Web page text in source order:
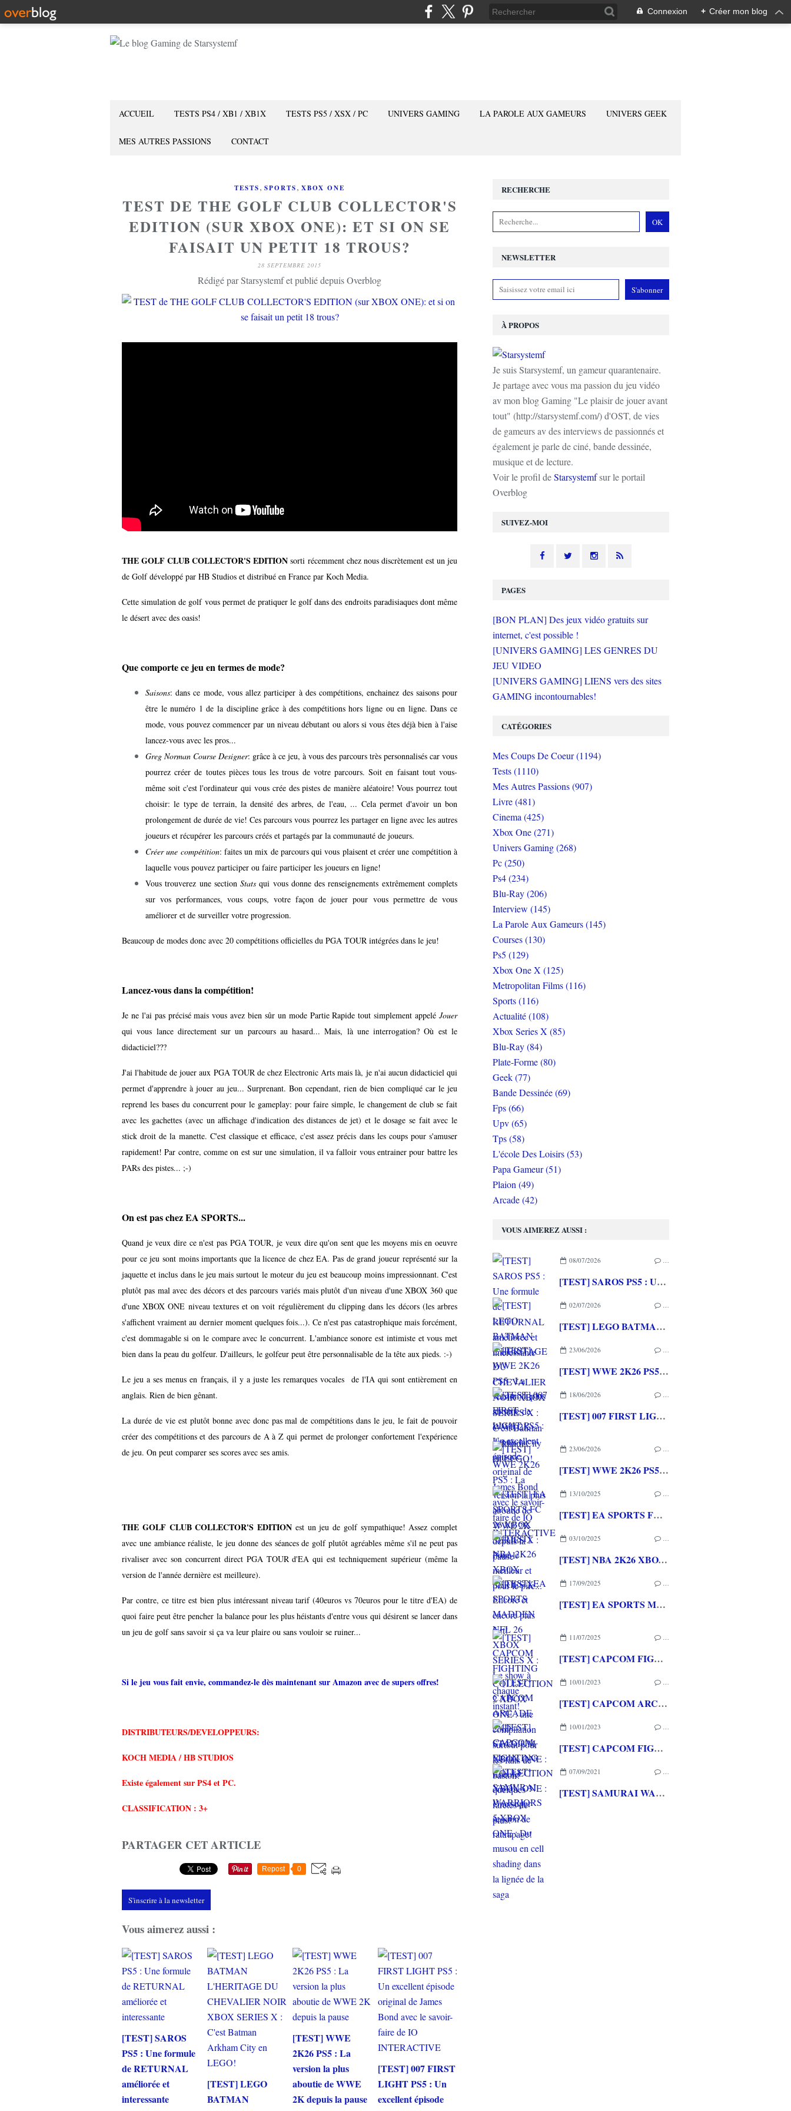
Connexion + Créer mon blog
ACCUEIL TESTS PS4 / XB1 / XB1X TESTS PS5 / XSX / PC UNIVERS GAMING LA PAROLE AUX GAMEURS UNIVERS GEEK
MES AUTRES PASSIONS CONTACT
TESTS, SPORTS, XBOX ONE
TEST DE THE GOLF CLUB COLLECTOR'S
EDITION (SUR XBOX ONE): ET SI ON SE
FAISAIT UN PETIT 18 TROUS?
28 SEPTEMBRE 2015
Rédigé par Starsystemf et publié depuis Overblog
THE GOLF CLUB COLLECTOR'S EDITION sorti récemment chez nous discrètement est un jeu
de Golf développé par HB Studios et distribué en France par Koch Media.
Cette simulation de golf vous permet de pratiquer le golf dans des endroits paradisiaques dont même
le désert avec des oasis!
Que comporte ce jeu en termes de mode?
Saisons: dans ce mode, vous allez participer à des compétitions, enchainez des saisons pour
être le numéro 1 de la discipline grâce à des compétitions hors ligne ou en ligne. Dans ce
mode, vous pouvez commencer par un niveau débutant ou alors si vous êtes déjà bien à l'aise
lancez-vous avec les pros...
Greg Norman Course Designer: grâce à ce jeu, à vous des parcours très personnalisés car vous
pourrez créer de toutes pièces tous les trous de votre parcours. Soit en faisant tout vous-
même soit c'est l'ordinateur qui vous crée des pistes de manière aléatoire! Vous pourrez tout
choisir: le type de terrain, la densité des arbres, de l'eau, ... Cela permet d'avoir un bon
prolongement de durée de vie! Ces parcours vous pourrez les partager en ligne avec les autres
joueurs et récupérer les parcours créés et partagés par la communauté de joueurs.
Créer une compétition: faites un mix de parcours qui vous plaisent et créer une compétition à
laquelle vous pouvez participer ou faire participer les joueurs en ligne!
Vous trouverez une sectionStats qui vous donne des renseignements extrêmement complets
sur vos performances, vous coups, votre façon de jouer pour vous permettre de vous
améliorer et de surveiller votre progression.
Beaucoup de modes donc avec 20 compétitions officielles du PGA TOUR intégrées dans le jeu!
Lancez-vous dans la compétition!
Je ne l'ai pas précisé mais vous avez bien sûr un mode Partie Rapide tout simplement appelé Jouer
qui vous lance directement sur un parcours au hasard... Mais, là une interrogation? Où est le
didacticiel???
J'ai l'habitude de jouer aux PGA TOUR de chez Electronic Arts mais là, je n'ai aucun didacticiel qui
permet d'apprendre à jouer au jeu... Surprenant. Bon cependant, rien de bien compliqué car le jeu
reprend les bases du concurrent pour le gameplay: pour faire simple, le changement de club se fait
avec les gachettes (avec un affichage d'indication des distances de jet) et le dosage se fait avec le
stick droit de la manette. C'est classique et efficace, c'est assez précis dans les coups pour s'amuser
rapidement! Par contre, comme on est sur une simulation, il va falloir vous entrainer pour battre les
PARs des pistes... ;-)
On est pas chez EA SPORTS...
Quand je veux dire ce n'est pas PGA TOUR, je veux dire qu'on sent que les moyens mis en oeuvre
pour ce jeu sont moins importants que la licence de chez EA. Pas de grand joueur représenté sur la
jaquette et inclus dans le jeu mais surtout le moteur du jeu est beaucoup moins impressionnant. C'est
plutôt pas mal avec des décors et des parcours variés mais plutôt d'un niveau d'une XBOX 360 que
d'une XBOX ONE niveau textures et on voit régulièrement du clipping dans les décors (les arbres
s'affichent vraiment au dernier moment quelques fois...). Ce n'est pas catastrophique mais forcément,
c'est dommagable si on le compare avec le concurrent. L'ambiance sonore est intimiste et vous met
bien dans la peau du golfeur. D'ailleurs, le golfeur peut être personnalisable de la tête aux pieds. :-)
Le jeu a ses menus en français, il y a juste les remarques vocales de l'IA qui sont entièrement en
anglais. Rien de bien gênant.
La durée de vie est plutôt bonne avec donc pas mal de compétitions dans le jeu, le fait de pouvoir
créer des compétitions et des parcours de A à Z qui permet de prolonger confortement l'expérience
de jeu. On peut comparer ses scores avec ses amis.
THE GOLF CLUB COLLECTOR'S EDITION est un jeu de golf sympathique! Assez complet
avec une ambiance réaliste, le jeu donne des séances de golf plutôt agréables même s'il ne peut pas
rivaliser avec son concurrent direct PGA TOUR d'EA qui est techniquement supérieur (même la
version de l'année dernière est meilleure).
Par contre, ce titre est bien plus intéressant niveau tarif (40euros vs 70euros pour le titre d'EA) de
quoi faire peut être pencher la balance pour les plus héistants d'entre vous qui désirent se lancer dans
un jeu de golf sans savoir si ça va leur plaire ou sans vouloir se ruiner...
Si le jeu vous fait envie, commandez-le dès maintenant sur Amazon avec de supers offres!
DISTRIBUTEURS/DEVELOPPEURS:
KOCH MEDIA / HB STUDIOS
Existe également sur PS4 et PC.
CLASSIFICATION : 3+
PARTAGER CET ARTICLE
Repost 0
S'inscrire à la newsletter
Vous aimerez aussi :
[TEST] SAROS
PS5 : Une formule
de RETURNAL
améliorée et
interessante
[TEST] LEGO
BATMAN
[TEST] WWE
2K26 PS5 : La
version la plus
aboutie de WWE
2K depuis la pause
[TEST] 007 FIRST
LIGHT PS5 : Un
excellent épisode
NEWSLETTER
SUIVEZ-MOI
RECHERCHE
À PROPOS
Je suis Starsystemf, un gameur quarantenaire.
Je partage avec vous ma passion du jeu vidéo
av mon blog Gaming "Le plaisir de jouer avant
tout" (http://starsystemf.com/) d'OST, de vies
de gameurs av des interviews de passionnés et
également je parle de ciné, bande dessinée,
musique et de lecture.
Voir le profil deStarsystemfsur le portail
Overblog
VOUS AIMEREZ AUSSI :
08/07/2026 …
[TEST] SAROS PS5 : Une formule de RETURNAL améliorée et interessante
02/07/2026 …
[TEST] LEGO BATMAN L'HERITAGE DU CHEVALIER NOIR XBOX SERIES X : C'est Batman Arkham City en LEGO!
23/06/2026 …
[TEST] WWE 2K26 PS5 : La version la plus aboutie de WWE 2K depuis la pause
18/06/2026 …
[TEST] 007 FIRST LIGHT PS5 : Un excellent épisode original de James Bond avec le savoir-faire de IO INTERACTIVE
23/06/2026 …
[TEST] WWE 2K26 PS5 : La version la plus aboutie de WWE 2K depuis la pause
13/10/2025 …
[TEST] EA SPORTS FC 26 XBOX SERIES X : Pour le meilleur et pour le pire...
03/10/2025 …
[TEST] NBA 2K26 XBOX SERIES X : Encore et encore plus fort!
17/09/2025 …
[TEST] EA SPORTS MADDEN NFL 26 XBOX SERIES X : Le show à chaque instant!
11/07/2025 …
[TEST] CAPCOM FIGHTING COLLECTION 2 XBOX ONE : une compilation surtout pour les fans de baston!
10/01/2023 …
[TEST] CAPCOM ARCADE 2ND STADIUM XBOX ONE : Encore quelques raretés de plus!
10/01/2023 …
[TEST] CAPCOM FIGHTING COLLECTION XBOX ONE : Une super session de rattrapage!
07/09/2021 …
[TEST] SAMURAI WARRIORS 5 XBOX ONE : Du musou en cell shading dans la lignée de la saga
PAGES
[BON PLAN] Des jeux vidéo gratuits sur
internet, c'est possible !
[UNIVERS GAMING] LES GENRES DU
JEU VIDEO
[UNIVERS GAMING] LIENS vers des sites
GAMING incontournables!
CATÉGORIES
Mes Coups De Coeur (1194)
Tests (1110)
Mes Autres Passions (907)
Livre (481)
Cinema (425)
Xbox One (271)
Univers Gaming (268)
Pc (250)
Ps4 (234)
Blu-Ray (206)
Interview (145)
La Parole Aux Gameurs (145)
Courses (130)
Ps5 (129)
Xbox One X (125)
Metropolitan Films (116)
Sports (116)
Actualité (108)
Xbox Series X (85)
Blu-Ray (84)
Plate-Forme (80)
Geek (77)
Bande Dessinée (69)
Fps (66)
Upv (65)
Tps (58)
L'école Des Loisirs (53)
Papa Gameur (51)
Plaion (49)
Arcade (42)